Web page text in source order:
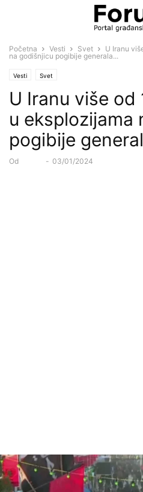
Početna Vesti Svet
U Iranu
na godišnjicu pogibije generala...
Vesti Svet
U Iranu više od
u eksplozijama
pogibije
Od - 03/01/2024